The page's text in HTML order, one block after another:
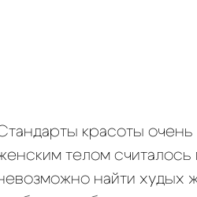
красоты
телом считалось
найти худых